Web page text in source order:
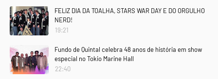
FELIZ DIA DA TOALHA, STARS WAR DAY E DO ORGULHO
NERD!
19:21
Fundo de Quintal celebra 48 anos de história em show
especial no Tokio Marine Hall
22:40